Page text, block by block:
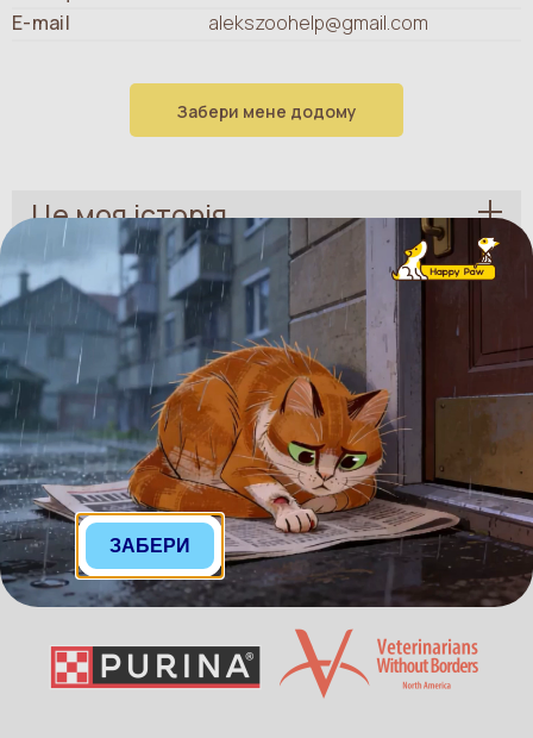
E-mail
alekszoohelp@gmail.com
Забери мене додому
Це моя історія
Розказати друзям
Facebook
Генеральні партнери
ЗАБЕРИ